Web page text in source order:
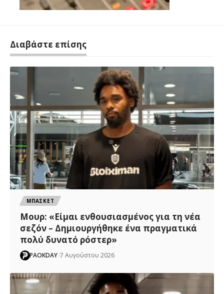
Διαβάστε επίσης
ΜΠΑΣΚΕΤ
Μουρ: «Είμαι ενθουσιασμένος για τη νέα
σεζόν – Δημιουργήθηκε ένα πραγματικά
πολύ δυνατό ρόστερ»
PAOKDAY 7 Αυγούστου 2026